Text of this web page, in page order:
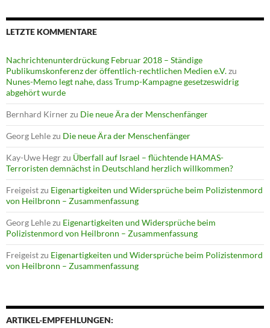
LETZTE KOMMENTARE
Nachrichtenunterdrückung Februar 2018 – Ständige
Publikumskonferenz der öffentlich-rechtlichen Medien e.V.zu
Nunes-Memo legt nahe, dass Trump-Kampagne gesetzeswidrig
abgehört wurde
Bernhard Kirnerzu Die neue Ära der Menschenfänger
Georg Lehlezu Die neue Ära der Menschenfänger
Kay-Uwe Hegrzu Überfall auf Israel – flüchtende HAMAS-
Terroristen demnächst in Deutschland herzlich willkommen?
Freigeistzu Eigenartigkeiten und Widersprüche beim Polizistenmord
von Heilbronn – Zusammenfassung
Georg Lehlezu Eigenartigkeiten und Widersprüche beim
Polizistenmord von Heilbronn – Zusammenfassung
Freigeistzu Eigenartigkeiten und Widersprüche beim Polizistenmord
von Heilbronn – Zusammenfassung
ARTIKEL-EMPFEHLUNGEN: